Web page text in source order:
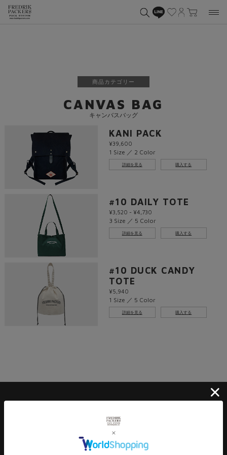
商品カテゴリー
CANVAS BAG
キャンバスバッグ
KANI PACK
¥39,600
1 Size ／ 2 Color
詳細を見る 購入する
#10 DAILY TOTE
¥3,520 - ¥4,730
3 Size ／ 5 Color
詳細を見る 購入する
#10 DUCK CANDY
TOTE
¥5,940
1 Size ／ 5 Color
詳細を見る 購入する